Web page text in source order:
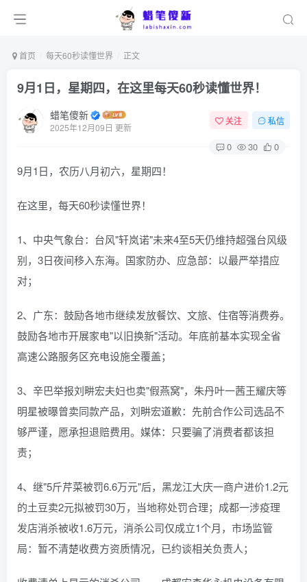
首页 每天60秒读懂世界 正文
9月1日，星期四，在这里每天60秒读懂世界！
蜡笔傻新
2025年12月09日 更新
关注 私信
0 30 0
9月1日，农历八月初六，星期四！
在这里，每天60秒读懂世界！
1、中央气象台：台风"轩岚诺"未来4至5天仍维持超强台风级
别，3日夜间移入东海。国家防办、应急部：以最严举措应
对；
2、广东：鼓励各地市继续发放餐饮、文旅、住宿等消费券。
鼓励各地市开展家电"以旧换新"活动。年底前基本实现全省
高速公路服务区充电设施全覆盖；
3、辛巴举报刘畊宏夫妇也卖"假燕窝"，朱丹叶一茜王耀庆等
明星被曝曾卖同款产品，刘畊宏道歉：先前合作公司选品不
够严谨，愿承担退赔费用。媒体：只要骗了消费者都该担
责；
4、继"5斤芹菜被罚6.6万元"后，黑龙江大庆一商户进价1.2元
的土豆卖2元拟被罚30万，当地称处罚合理；成都一涉疫理
发店消杀被收1.6万元，消杀公司仅成立1个月，市场监管
局：暂不清楚收费方资质情况，已约谈相关负责人；